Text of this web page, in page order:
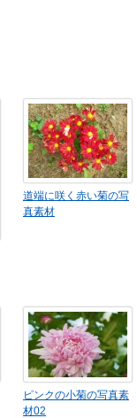
道端に咲く赤い菊の写
真素材
ピンクの小菊の写真素
材02